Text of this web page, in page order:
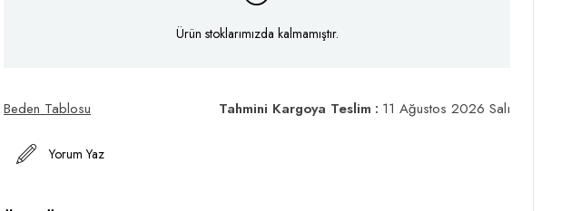
Ürün stoklarımızda kalmamıştır.
Beden Tablosu Tahmini Kargoya Teslim : 11 Ağustos 2026 Salı
Yorum Yaz